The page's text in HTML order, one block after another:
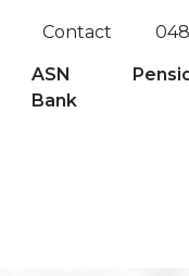
Contact
ASN
Bank